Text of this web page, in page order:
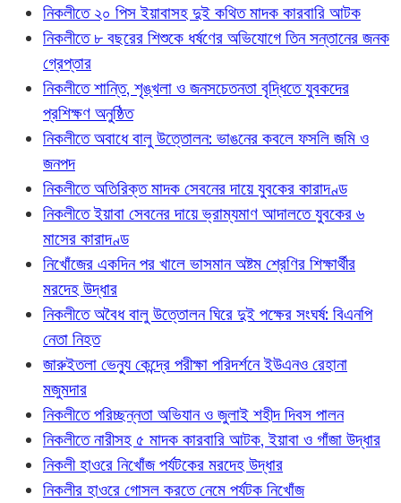
নিকলীতে ২০ পিস ইয়াবাসহ দুই কথিত মাদক কারবারি আটক
নিকলীতে ৮ বছরের শিশুকে ধর্ষণের অভিযোগে তিন সন্তানের জনক
গ্রেপ্তার
নিকলীতে শান্তি, শৃঙ্খলা ও জনসচেতনতা বৃদ্ধিতে যুবকদের
প্রশিক্ষণ অনুষ্ঠিত
নিকলীতে অবাধে বালু উত্তোলন: ভাঙনের কবলে ফসলি জমি ও
জনপদ
নিকলীতে অতিরিক্ত মাদক সেবনের দায়ে যুবকের কারাদণ্ড
নিকলীতে ইয়াবা সেবনের দায়ে ভ্রাম্যমাণ আদালতে যুবকের ৬
মাসের কারাদণ্ড
নিখোঁজের একদিন পর খালে ভাসমান অষ্টম শ্রেণির শিক্ষার্থীর
মরদেহ উদ্ধার
নিকলীতে অবৈধ বালু উত্তোলন ঘিরে দুই পক্ষের সংঘর্ষ: বিএনপি
নেতা নিহত
জারুইতলা ভেন্যু কেন্দ্রে পরীক্ষা পরিদর্শনে ইউএনও রেহানা
মজুমদার
নিকলীতে পরিচ্ছন্নতা অভিযান ও জুলাই শহীদ দিবস পালন
নিকলীতে নারীসহ ৫ মাদক কারবারি আটক, ইয়াবা ও গাঁজা উদ্ধার
নিকলী হাওরে নিখোঁজ পর্যটকের মরদেহ উদ্ধার
নিকলীর হাওরে গোসল করতে নেমে পর্যটক নিখোঁজ